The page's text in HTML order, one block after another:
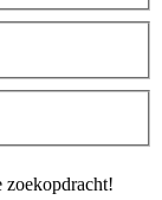
zoekopdracht!